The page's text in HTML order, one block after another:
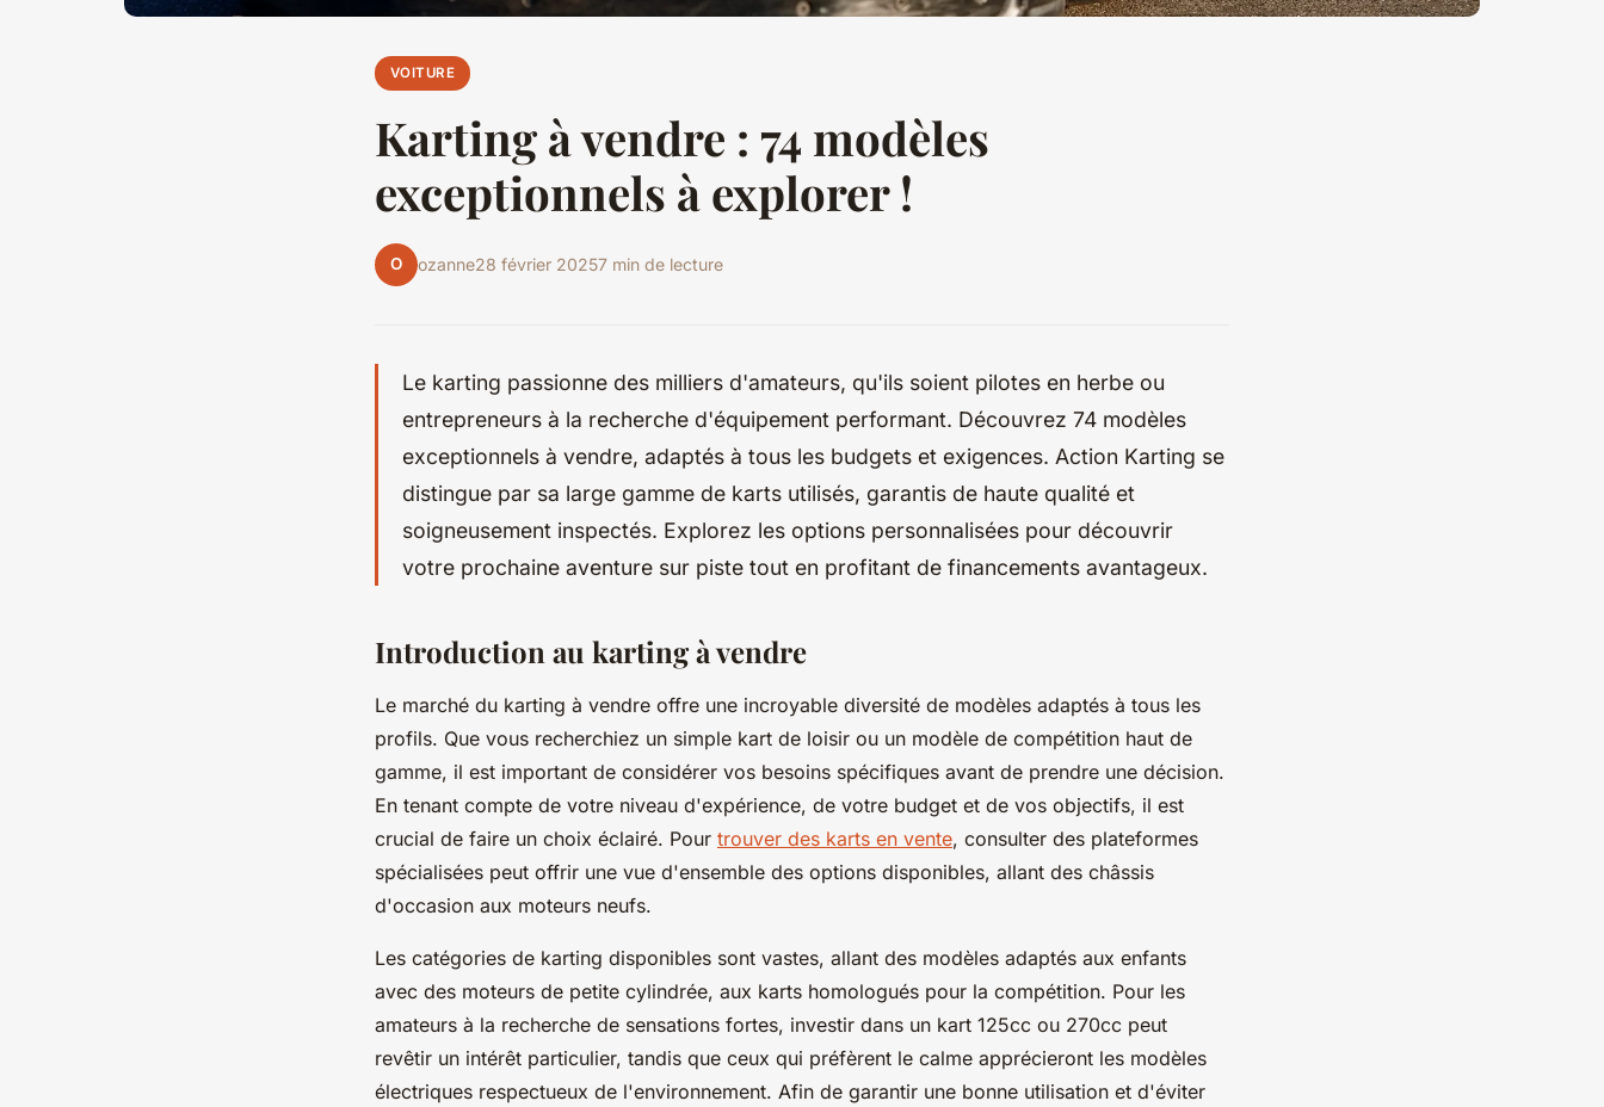
VOITURE
Karting à vendre : 74 modèles
exceptionnels à explorer !
O ozanne28 février 20257 min de lecture
Le karting passionne des milliers d'amateurs, qu'ils soient pilotes en herbe ou
entrepreneurs à la recherche d'équipement performant. Découvrez 74 modèles
exceptionnels à vendre, adaptés à tous les budgets et exigences. Action Karting se
distingue par sa large gamme de karts utilisés, garantis de haute qualité et
soigneusement inspectés. Explorez les options personnalisées pour découvrir
votre prochaine aventure sur piste tout en profitant de financements avantageux.
Introduction au karting à vendre
Le marché du karting à vendre offre une incroyable diversité de modèles adaptés à tous les
profils. Que vous recherchiez un simple kart de loisir ou un modèle de compétition haut de
gamme, il est important de considérer vos besoins spécifiques avant de prendre une décision.
En tenant compte de votre niveau d'expérience, de votre budget et de vos objectifs, il est
crucial de faire un choix éclairé. Pour trouver des karts en vente, consulter des plateformes
spécialisées peut offrir une vue d'ensemble des options disponibles, allant des châssis
d'occasion aux moteurs neufs.
Les catégories de karting disponibles sont vastes, allant des modèles adaptés aux enfants
avec des moteurs de petite cylindrée, aux karts homologués pour la compétition. Pour les
amateurs à la recherche de sensations fortes, investir dans un kart 125cc ou 270cc peut
revêtir un intérêt particulier, tandis que ceux qui préfèrent le calme apprécieront les modèles
électriques respectueux de l'environnement. Afin de garantir une bonne utilisation et d'éviter